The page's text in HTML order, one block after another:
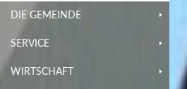
DIE GEMEINDE
SERVICE
WIRTSCHAFT